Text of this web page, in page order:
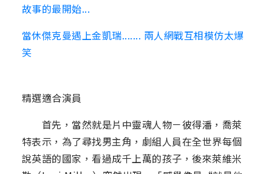
故事的最開始...
當休傑克曼遇上金凱瑞....... 兩人網戰互相模仿太爆
笑
精選適合演員
首先，當然就是片中靈魂人物－彼得潘，喬萊
特表示，為了尋找男主角，劇組人員在全世界每個
說英語的國家，看過成千上萬的孩子，後來萊維米